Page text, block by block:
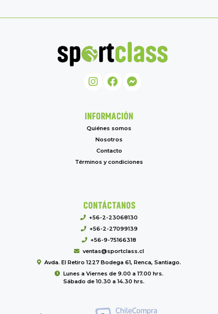
INFORMACIÓN
Quiénes somos
Nosotros
Contacto
Términos y condiciones
CONTÁCTANOS
+56-2-23068130
+56-2-27099139
+56-9-75166318
ventas@sportclass.cl
Avda. El Retiro 1227 Bodega 61, Renca, Santiago.
Lunes a Viernes de 9.00 a 17.00 hrs.
Sábado de 10.30 a 14.30 hrs.